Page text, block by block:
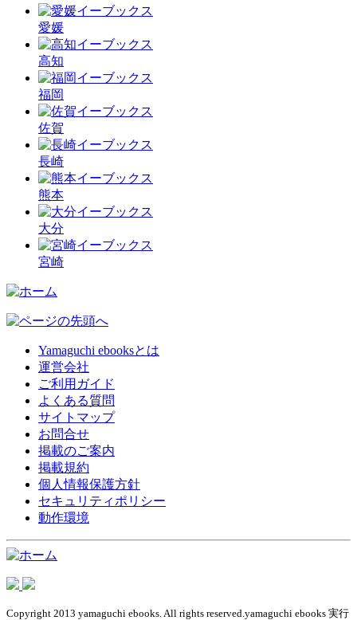
愛媛
高知
福岡
佐賀
長崎
熊本
大分
宮崎
Yamaguchi ebooksとは
運営会社
ご利用ガイド
よくある質問
サイトマップ
お問合せ
掲載のご案内
掲載規約
個人情報保護方針
セキュリティポリシー
動作環境
Copyright 2013 yamaguchi ebooks. All rights reserved.yamaguchi ebooks 実行